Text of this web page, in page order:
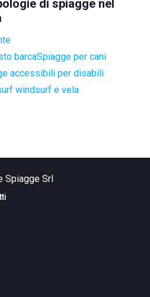
di spiagge nel
barcaSpiagge per cani
accessibili per disabili
windsurf e vela
Spiagge Srl